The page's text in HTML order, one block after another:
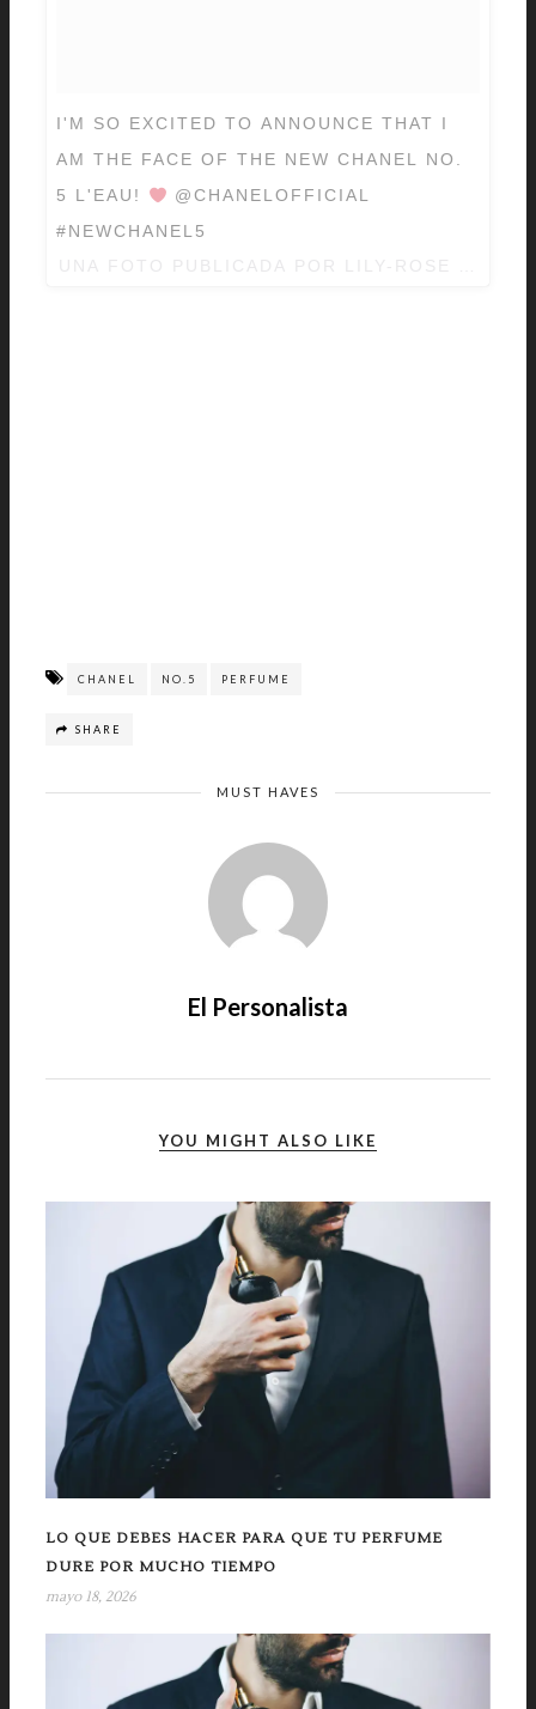
I'M SO EXCITED TO ANNOUNCE THAT I
AM THE FACE OF THE NEW CHANEL NO.
5 L'EAU!
@CHANELOFFICIAL
#NEWCHANEL5
CHANEL NO.5 PERFUME
SHARE
MUST HAVES
El Personalista
YOU MIGHT ALSO LIKE
LO QUE DEBES HACER PARA QUE TU PERFUME
DURE POR MUCHO TIEMPO
mayo 18, 2026